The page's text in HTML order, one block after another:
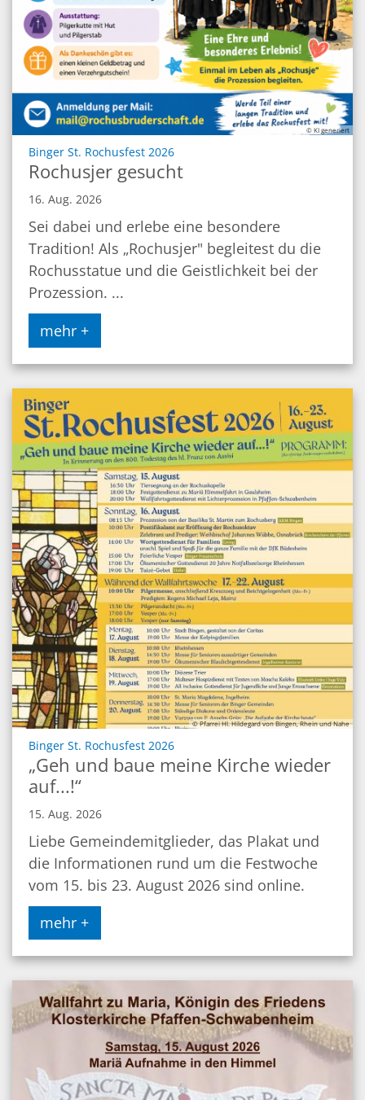
© KI generiert
Binger St. Rochusfest 2026:
Rochusjer gesucht
16. Aug. 2026
Sei dabei und erlebe eine besondere
Tradition! Als „Rochusjer" begleitest du die
Rochusstatue und die Geistlichkeit bei der
Prozession. ...
mehr +
© Pfarrei Hl. Hildegard von Bingen, Rhein und Nahe
Binger St. Rochusfest 2026:
„Geh und baue meine Kirche wieder
auf...!“
15. Aug. 2026
Liebe Gemeindemitglieder, das Plakat und
die Informationen rund um die Festwoche
vom 15. bis 23. August 2026 sind online.
mehr +